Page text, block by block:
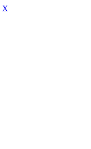
X